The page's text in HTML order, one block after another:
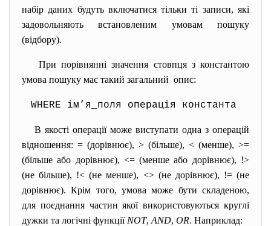
набір даних будуть включатися тільки ті записи, які
задовольняють встановленим умовам пошуку
(відбору).
При порівнянні значення стовпця з константою
умова пошуку має такий загальний опис:
WHERE ім’я_поля операція константа
В якості операції може виступати одна з операцій
відношення: = (дорівнює), > (більше), < (менше), >=
(більше або дорівнює), <= (менше або дорівнює), !>
(не більше), !< (не менше), <> (не дорівнює), != (не
дорівнює). Крім того, умова може бути складеною,
для поєднання частин якої використовуються круглі
дужки та логічні функції NOT, AND, OR. Наприклад: